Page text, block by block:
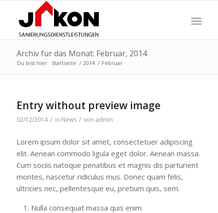
Archiv für das Monat: Februar, 2014
Du bist hier: Startseite / 2014 / Februar
Entry without preview image
02/12/2014 / in News / von admin
Lorem ipsum dolor sit amet, consectetuer adipiscing
elit. Aenean commodo ligula eget dolor. Aenean massa.
Cum sociis natoque penatibus et magnis dis parturient
montes, nascetur ridiculus mus. Donec quam felis,
ultricies nec, pellentesque eu, pretium quis, sem.
Nulla consequat massa quis enim.